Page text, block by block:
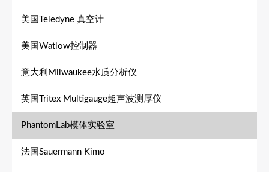
美国Teledyne 真空计
美国Watlow控制器
意大利Milwaukee水质分析仪
英国Tritex Multigauge超声波测厚仪
PhantomLab模体实验室
法国Sauermann Kimo